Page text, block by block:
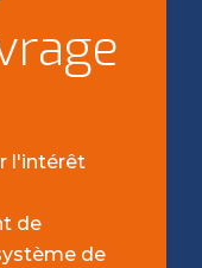
l'intérêt
de
de